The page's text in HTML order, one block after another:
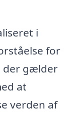
i
for
der gælder
at
verden af